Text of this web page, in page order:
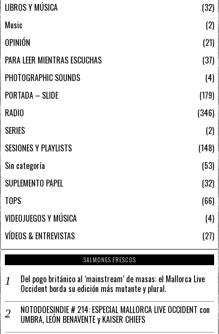
LIBROS Y MÚSICA
32
Music
2
OPINIÓN
21
PARA LEER MIENTRAS ESCUCHAS
37
PHOTOGRAPHIC SOUNDS
4
PORTADA – SLIDE
179
RADIO
346
SERIES
2
SESIONES Y PLAYLISTS
148
Sin categoría
53
SUPLEMENTO PAPEL
32
TOPS
66
VIDEOJUEGOS Y MÚSICA
4
VÍDEOS & ENTREVISTAS
27
SALMONES FRESCOS
Del pogo británico al ‘mainstream’ de masas: el Mallorca Live
Occident borda su edición más mutante y plural.
NOTODOESINDIE # 214: ESPECIAL MALLORCA LIVE OCCIDENT con
UMBRA, LEÓN BENAVENTE y KAISER CHIEFS